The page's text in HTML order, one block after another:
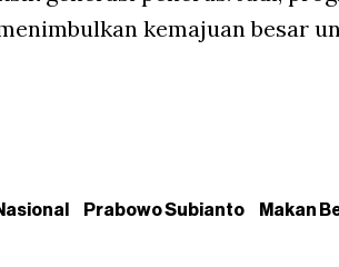
kemajuan besar
Prabowo Subianto Makan